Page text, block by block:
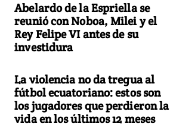
Abelardo de la Espriella se
reunió con Noboa, Milei y el
Rey Felipe VI antes de su
investidura
La violencia no da tregua al
fútbol ecuatoriano: estos son
los jugadores que perdieron la
vida en los últimos 12 meses